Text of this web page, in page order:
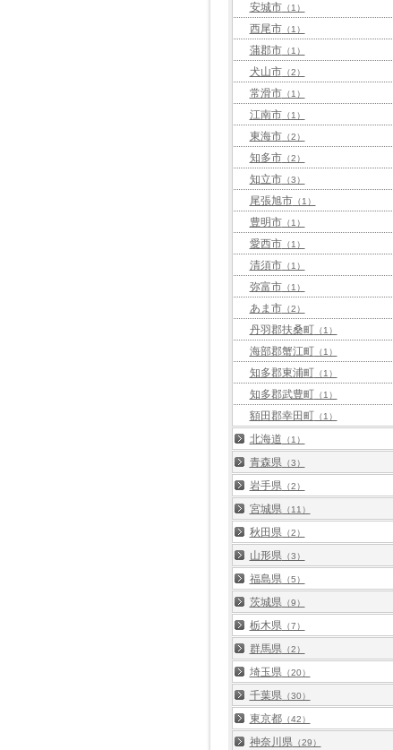
安城市（1）
西尾市（1）
蒲郡市（1）
犬山市（2）
常滑市（1）
江南市（1）
東海市（2）
知多市（2）
知立市（3）
尾張旭市（1）
豊明市（1）
愛西市（1）
清須市（1）
弥富市（1）
あま市（2）
丹羽郡扶桑町 （1）
海部郡蟹江町 （1）
知多郡東浦町 （1）
知多郡武豊町 （1）
額田郡幸田町 （1）
北海道 （1）
青森県 （3）
岩手県 （2）
宮城県 （11）
秋田県 （2）
山形県 （3）
福島県 （5）
茨城県 （9）
栃木県 （7）
群馬県 （2）
埼玉県 （20）
千葉県 （30）
東京都（42）
神奈川県 （29）